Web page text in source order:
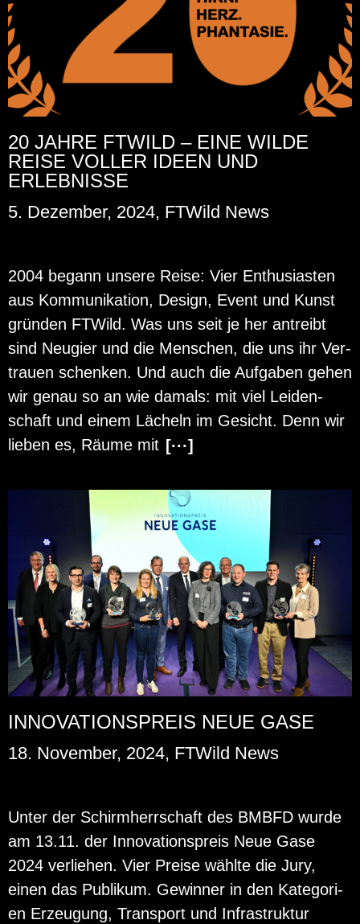
20 JAHRE FTWILD – EINE WILDE
REISE VOLLER IDEEN UND
ERLEBNISSE
5. Dezember, 2024, FTWild News
2004 be­gann un­se­re Reise: Vier En­thu­si­as­ten
aus Kom­mu­ni­ka­ti­on, De­sign, Event und Kunst
grün­den FT­Wild. Was uns seit je her an­treibt
sind Neu­gier und die Men­schen, die uns ihr Ver­
trau­en schen­ken. Und auch die Auf­ga­ben gehen
wir genau so an wie da­mals: mit viel Lei­den­
schaft und einem Lä­cheln im Ge­sicht. Denn wir
lie­ben es, Räume mit [···]
INNOVATIONSPREIS NEUE GASE
18. November, 2024, FTWild News
Unter der Schirm­herr­schaft des BMBFD wurde
am 13.11. der In­no­va­ti­ons­preis Neue Gase
2024 ver­lie­hen. Vier Prei­se wähl­te die Jury,
einen das Pu­bli­kum. Ge­win­ner in den Ka­te­go­ri­
en Er­zeu­gung, Trans­port und In­fra­struk­tur